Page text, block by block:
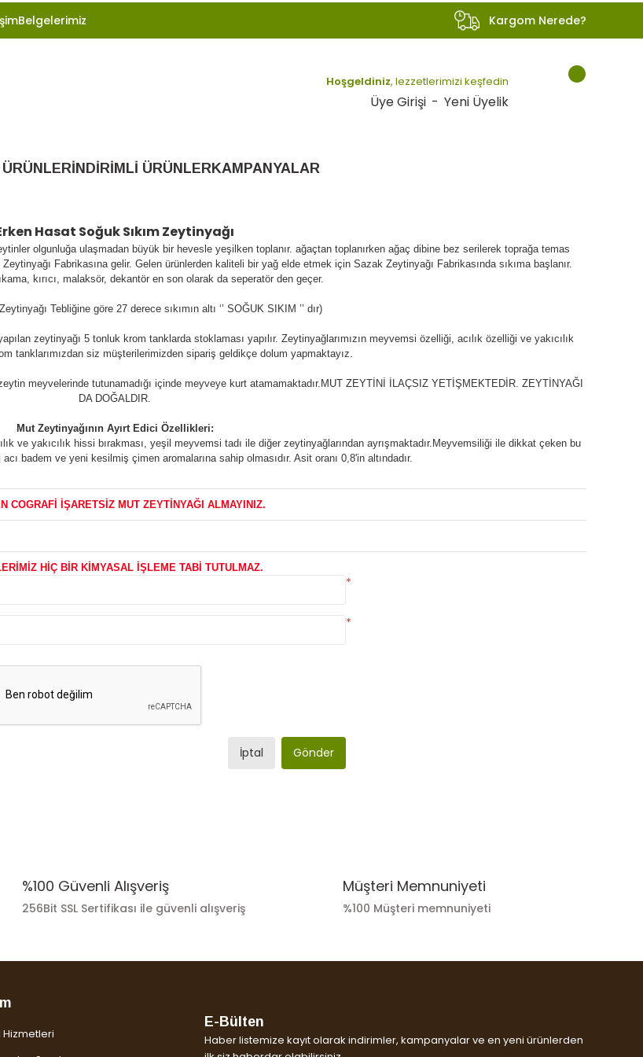
Belgelerimiz Kargom Nerede?
Hoşgeldiniz, lezzetlerimizi keşfedin
Üye Girişi - Yeni Üyelik
İNDİRİMLİ ÜRÜNLERKAMPANYALAR
Hasat Soğuk Sıkım Zeytinyağı
olgunluğa ulaşmadan büyük bir hevesle yeşilken toplanır. ağaçtan toplanırken ağaç dibine bez serilerek toprağa temas
Fabrikasına gelir. Gelen ürünlerden kaliteli bir yağ elde etmek için Sazak Zeytinyağı Fabrikasında sıkıma başlanır.
kırıcı, malaksör, dekantör en son olarak da seperatör den geçer.
Tebliğine göre 27 derece sıkımın altı ‘’ SOĞUK SIKIM ’’ dır)
zeytinyağı 5 tonluk krom tanklarda stoklaması yapılır. Zeytinyağlarımızın meyvemsi özelliği, acılık özelliği ve yakıcılık
tanklarımızdan siz müşterilerimizden sipariş geldikçe dolum yapmaktayız.
meyvelerinde tutunamadığı içinde meyveye kurt atamamaktadır.MUT ZEYTİNİ İLAÇSIZ YETİŞMEKTEDİR. ZEYTİNYAĞI
DA DOĞALDIR.
Mut Zeytinyağının Ayırt Edici Özellikleri:
ve yakıcılık hissi bırakması, yeşil meyvemsi tadı ile diğer zeytinyağlarından ayrışmaktadır.Meyvemsiliği ile dikkat çeken bu
badem ve yeni kesilmiş çimen aromalarına sahip olmasıdır. Asit oranı 0,8'in altındadır.
COGRAFİ İŞARETSİZ MUT ZEYTİNYAĞI ALMAYINIZ.
HİÇ BİR KİMYASAL İŞLEME TABİ TUTULMAZ.
*
*
İptal Gönder
%100 Güvenli Alışveriş
256Bit SSL Sertifikası ile güvenli alışveriş
Müşteri Memnuniyeti
%100 Müşteri memnuniyeti
Hizmetleri
E-Bülten
Haber listemize kayıt olarak indirimler, kampanyalar ve en yeni ürünlerden